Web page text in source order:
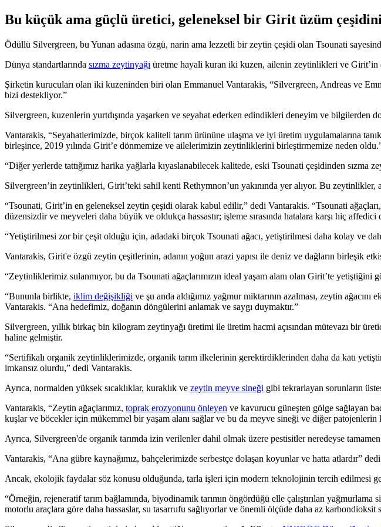
Bu küçük ama güçlü üretici, geleneksel bir Girit üzüm
Ödüllü Silvergreen, bu Yunan adasına özgü, narin ama lezzetli bir zeytin çeşidi olan Tsounati
Dünya standartlarında sızma zeytinyağı üretme hayali kuran iki kuzen, ailenin zeytinlikleri ve Girit’in
Şirketin kurucuları olan iki kuzeninden biri olan Emmanuel Vantarakis, “Silvergreen, Andreas ve
bizi destekliyor.”
Silvergreen, kuzenlerin yurtdışında yaşarken ve seyahat ederken edindikleri deneyim ve bilgilerden
Vantarakis, “Seyahatlerimizde, birçok kaliteli tarım ürününe ulaşma ve iyi üretim uygulamalarına
birleşince, 2019 yılında Girit’e dönmemize ve ailelerimizin zeytinliklerini birleştirmemize neden
“Diğer yerlerde tattığımız harika yağlarla kıyaslanabilecek kalitede, eski Tsounati çeşidinden sızma
Silvergreen’in zeytinlikleri, Girit’teki sahil kenti Rethymnon’un yakınında yer alıyor. Bu
“Tsounati, Girit’in en geleneksel zeytin çeşidi olarak kabul edilir,” dedi Vantarakis. “Tsounati
düzensizdir ve meyveleri daha büyük ve oldukça hassastır; işleme sırasında hatalara karşı hiç affedici
“Yetiştirilmesi zor bir çeşit olduğu için, adadaki birçok Tsounati ağacı, yetiştirilmesi daha kolay ve
Vantarakis, Girit'e özgü zeytin çeşitlerinin, adanın yoğun arazi yapısı ile deniz ve dağların birleşik
“Zeytinliklerimiz sulanmıyor, bu da Tsounati ağaçlarımızın ideal yaşam alanı olan Girit’te yetiştiğini
“Bununla birlikte, iklim değişikliği ve şu anda aldığımız yağmur miktarının azalması, zeytin
Vantarakis. “Ana hedefimiz, doğanın döngülerini anlamak ve saygı duymaktır.”
Silvergreen, yıllık birkaç bin kilogram zeytinyağı üretimi ile üretim hacmi açısından mütevazı bir
haline gelmiştir.
“Sertifikalı organik zeytinliklerimizde, organik tarım ilkelerinin gerektirdiklerinden daha da katı
imkansız olurdu,” dedi Vantarakis.
Ayrıca, normalden yüksek sıcaklıklar, kuraklık ve zeytin meyve sineği gibi tekrarlayan sorunların
Vantarakis, “Zeytin ağaçlarımız, toprak erozyonunu önleyen ve kavurucu güneşten gölge sağlayan
kuşlar ve böcekler için mükemmel bir yaşam alanı sağlar ve bu da meyve sineği ve diğer patojenlerin
Ayrıca, Silvergreen'de organik tarımda izin verilenler dahil olmak üzere pestisitler neredeyse tamamen
Vantarakis, “Ana gübre kaynağımız, bahçelerimizde serbestçe dolaşan koyunlar ve hatta atlardır”
Ancak, ekolojik faydalar söz konusu olduğunda, tarla işleri için modern teknolojinin tercih edilmesi
“Örneğin, rejeneratif tarım bağlamında, biyodinamik tarımın öngördüğü elle çalıştırılan
motorlu araçlara göre daha hassaslar, su tasarrufu sağlıyorlar ve önemli ölçüde daha az karbondioksit